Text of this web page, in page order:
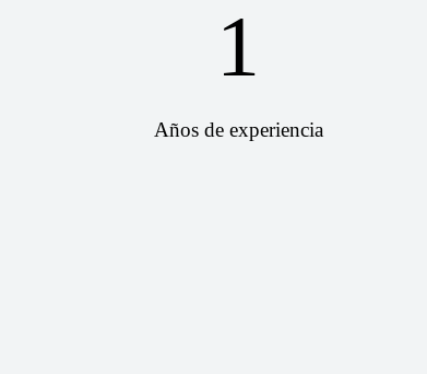
1
Años de experiencia